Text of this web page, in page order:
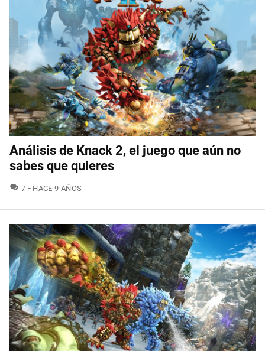
Análisis de Knack 2, el juego que aún no
sabes que quieres
7 COMENTARIOS
HACE 9 AÑOS